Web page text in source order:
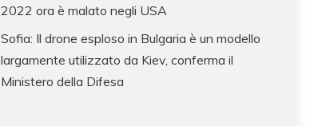
2022 ora è malato negli USA
Sofia: Il drone esploso in Bulgaria è un modello
largamente utilizzato da Kiev, conferma il
Ministero della Difesa